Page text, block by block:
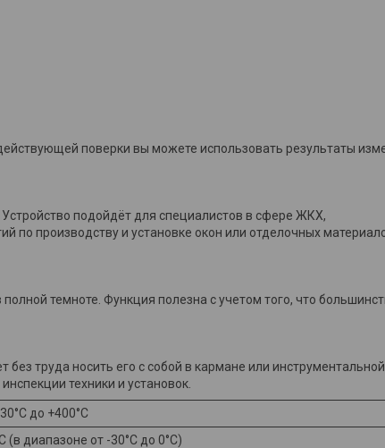
поверки вы можете использовать результаты
подойдёт для специалистов в сфере ЖКХ,
по производству и установке окон или отделочных
темноте. Функция полезна с учетом того, что
труда носить его с собой в кармане или инструментальной
техники и установок.
до +400°С
(в диапазоне от -30°С до 0°С)